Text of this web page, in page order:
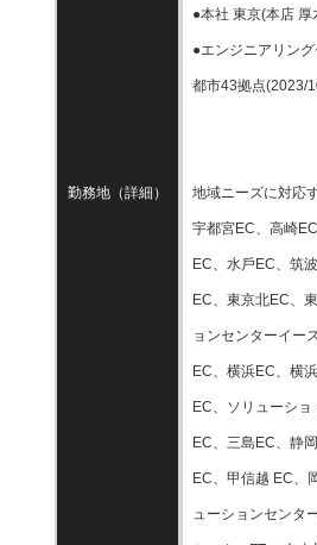
勤務地（詳細）
●本社 東京(本店 厚
●エンジニアリン
都市43拠点(2023/
地域ニーズに対応
宇都宮EC、高崎
EC、水戶EC、筑
EC、東京北EC、
ョンセンターイー
EC、横浜EC、横
EC、ソリューシ
EC、三島EC、静
EC、甲信越 EC、
ューションセンタ